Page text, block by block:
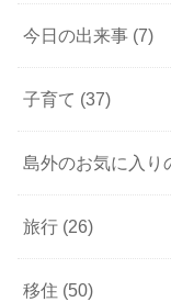
今日の出来事 (7)
子育て (37)
島外のお気に入り
旅行 (26)
移住 (50)